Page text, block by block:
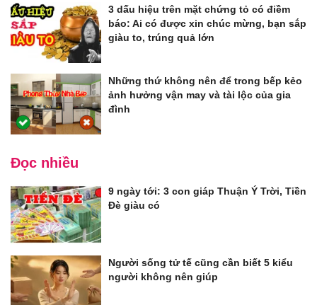
3 dấu hiệu trên mặt chứng tỏ có điềm
báo: Ai có được xin chúc mừng, bạn sắp
giàu to, trúng quả lớn
Những thứ không nên để trong bếp kẻo
ảnh hưởng vận may và tài lộc của gia
đình
Đọc nhiều
9 ngày tới: 3 con giáp Thuận Ý Trời, Tiền
Đè giàu có
Người sống tử tế cũng cần biết 5 kiểu
người không nên giúp